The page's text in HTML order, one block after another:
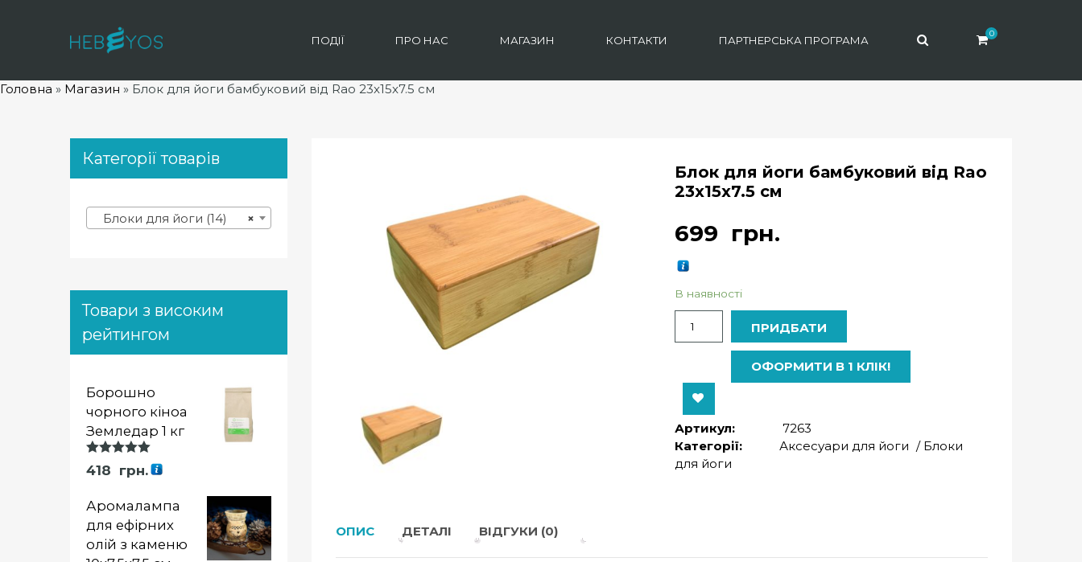
0
ПОДІЇ ПРО НАС МАГАЗИН КОНТАКТИ ПАРТНЕРСЬКА ПРОГРАМА
Головна » Магазин » Блок для йоги бамбуковий від Rao 23x15x7.5 см
Блок для йоги бамбуковий від Rao
23x15x7.5 см
699 грн.
В наявності
ПРИДБАТИ
ОФОРМИТИ В 1 КЛІК!
Артикул:
7263
Категорії:
Аксесуари для йоги / Блоки
для йоги
ОПИС ДЕТАЛІ ВІДГУКИ (0)
Категорії товарів
×
Блоки для йоги (14)
Товари з високим
рейтингом
Борошно
чорного кіноа
Земледар 1 кг
Оцінка
5.00із 5
418 грн.
Аромалампа
для ефірних
олій з каменю